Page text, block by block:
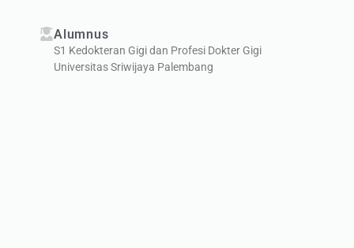
Alumnus
S1 Kedokteran Gigi dan Profesi Dokter Gigi
Universitas Sriwijaya Palembang